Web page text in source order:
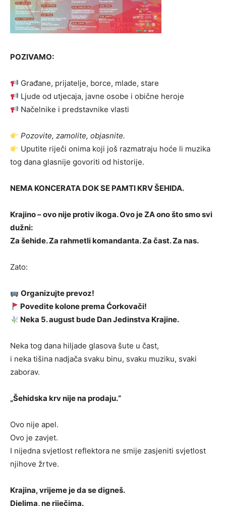
POZIVAMO:
Građane, prijatelje, borce, mlade, stare
Ljude od utjecaja, javne osobe i obične heroje
Načelnike i predstavnike vlasti
Pozovite, zamolite, objasnite.
Uputite riječi onima koji još razmatraju hoće li muzika
tog dana glasnije govoriti od historije.
NEMA KONCERATA DOK SE PAMTI KRV ŠEHIDA.
Krajino – ovo nije protiv ikoga. Ovo je ZA ono što smo svi
dužni:
Za šehide. Za rahmetli komandanta. Za čast. Za nas.
Zato:
Organizujte prevoz!
Povedite kolone prema Ćorkovači!
Neka 5. august bude Dan Jedinstva Krajine.
Neka tog dana hiljade glasova šute u čast,
i neka tišina nadjača svaku binu, svaku muziku, svaki
zaborav.
„Šehidska krv nije na prodaju.“
Ovo nije apel.
Ovo je zavjet.
I nijedna svjetlost reflektora ne smije zasjeniti svjetlost
njihove žrtve.
Krajina, vrijeme je da se digneš.
Djelima, ne riječima.